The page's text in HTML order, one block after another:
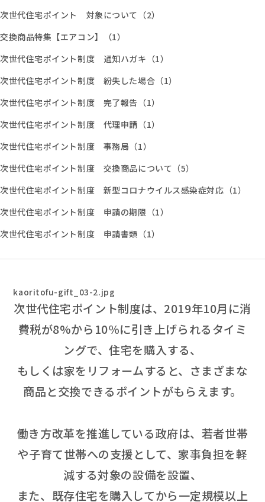
次世代住宅ポイント 対象について（2）
交換商品特集【エアコン】（1）
次世代住宅ポイント制度 通知ハガキ（1）
次世代住宅ポイント制度 紛失した場合（1）
次世代住宅ポイント制度 完了報告（1）
次世代住宅ポイント制度 代理申請（1）
次世代住宅ポイント制度 事務局（1）
次世代住宅ポイント制度 交換商品について（5）
次世代住宅ポイント制度 新型コロナウイルス感染症対応（1）
次世代住宅ポイント制度 申請の期限（1）
次世代住宅ポイント制度 申請書類（1）
kaoritofu-gift_03-2.jpg
次世代住宅ポイント制度は、2019年10月に消
費税が8%から10％に引き上げられるタイミ
ングで、住宅を購入する、
もしくは家をリフォームすると、さまざまな
商品と交換できるポイントがもらえます。
働き方改革を推進している政府は、若者世帯
や子育て世帯への支援として、家事負担を軽
減する対象の設備を設置、
また、既存住宅を購入してから一定規模以上